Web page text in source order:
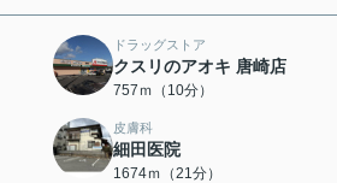
ドラッグストア
クスリのアオキ 唐崎店
757ｍ（10分）
皮膚科
細田医院
1674ｍ（21分）